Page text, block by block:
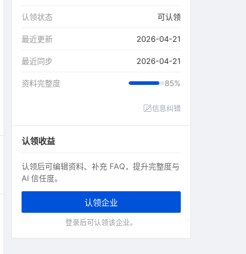
认领状态 可认领
最近更新 2026-04-21
最近同步 2026-04-21
资料完整度 85%
信息纠错
认领收益
认领后可编辑资料、补充 FAQ，提升完整度与
AI 信任度。
认领企业
登录后可认领该企业。